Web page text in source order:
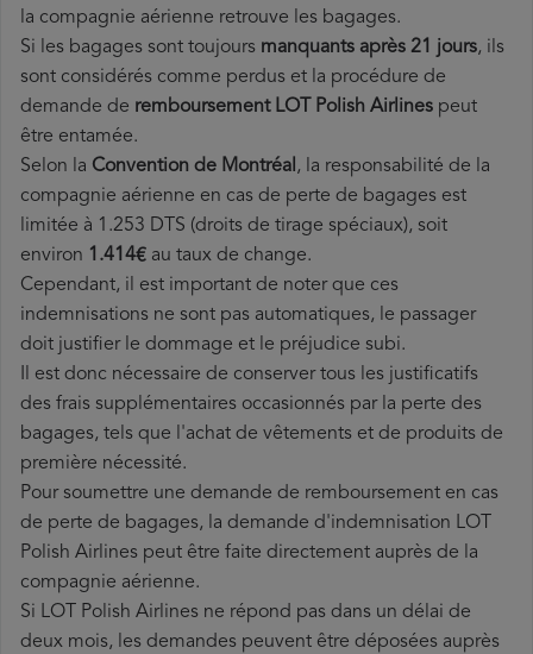
la compagnie aérienne retrouve les bagages.
Si les bagages sont toujours manquants après 21 jours, ils
sont considérés comme perdus et la procédure de
demande de remboursement LOT Polish Airlines peut
être entamée.
Selon la Convention de Montréal, la responsabilité de la
compagnie aérienne en cas de perte de bagages est
limitée à 1.253 DTS (droits de tirage spéciaux), soit
environ 1.414€ au taux de change.
Cependant, il est important de noter que ces
indemnisations ne sont pas automatiques, le passager
doit justifier le dommage et le préjudice subi.
Il est donc nécessaire de conserver tous les justificatifs
des frais supplémentaires occasionnés par la perte des
bagages, tels que l'achat de vêtements et de produits de
première nécessité.
Pour soumettre une demande de remboursement en cas
de perte de bagages, la demande d'indemnisation LOT
Polish Airlines peut être faite directement auprès de la
compagnie aérienne.
Si LOT Polish Airlines ne répond pas dans un délai de
deux mois, les demandes peuvent être déposées auprès